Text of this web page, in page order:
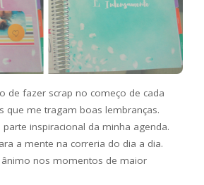
de fazer scrap no começo de cada
que me tragam boas lembranças.
parte inspiracional da minha agenda.
a mente na correria do dia a dia.
ânimo nos momentos de maior